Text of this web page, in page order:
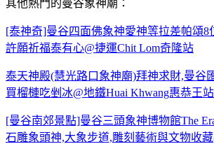
其他熱門的曼谷象神廟：
[泰神奇]曼谷四面佛象神愛神等拉差帕頌8
許願祈福泰有心@捷運Chit Lom奇隆站
泰天神殿(慧光路口象神廟)拜神求財,曼谷
買榴槤吃剉冰@地鐵Huai Khwang惠恭王站
[曼谷南郊景點]曼谷三頭象神博物館The
石雕象頭神,大象步道,雕刻藝術與文物收